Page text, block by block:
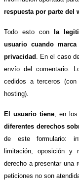
respuesta por parte del
Todo esto con
la
usuario cuando
privacidad
. En el caso
envío del comentario.
cedidos a terceros
hosting).
El usuario tiene, en los
diferentes derechos
de este formulario:
limitación, oposición y
derecho a presentar una
peticiones no son